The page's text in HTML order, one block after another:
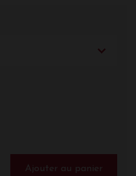
Ajouter au panier